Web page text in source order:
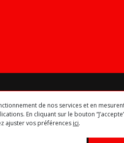
de nos services et en
En cliquant sur le bouton
ajuster vos préférences ici.